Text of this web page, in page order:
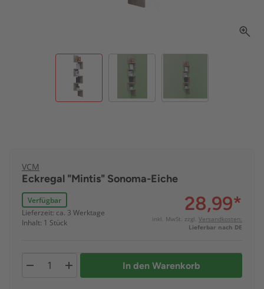
VCM
Eckregal "Mintis" Sonoma-Eiche
Verfügbar
Lieferzeit: ca. 3 Werktage
Inhalt: 1 Stück
28,99*
inkl. MwSt. zzgl. Versandkosten:
Lieferbar nach DE
In den Warenkorb